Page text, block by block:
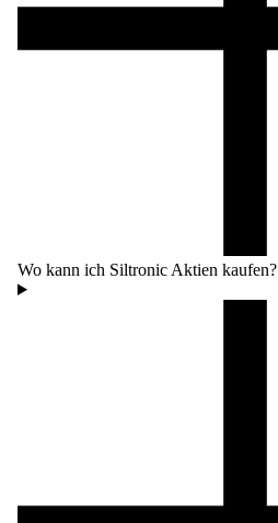
Wo kann ich Siltronic Aktien kaufen?